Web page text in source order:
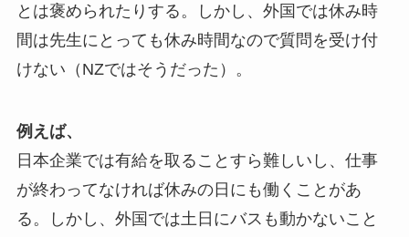
とは褒められたりする。しかし、外国では休み時
間は先生にとっても休み時間なので質問を受け付
けない（NZではそうだった）。
例えば、
日本企業では有給を取ることすら難しいし、仕事
が終わってなければ休みの日にも働くことがあ
る。しかし、外国では土日にバスも動かないこと